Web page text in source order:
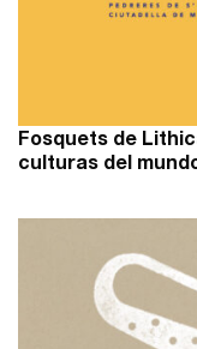
Fosquets de
culturas del